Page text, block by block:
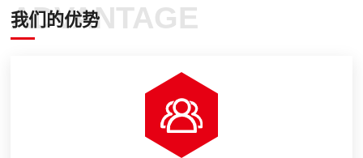
ADVANTAGE
我们的优势